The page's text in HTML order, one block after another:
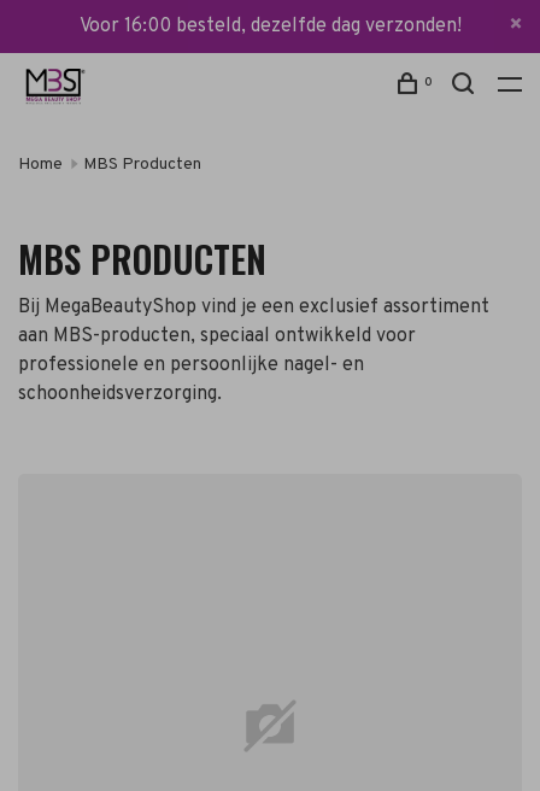
Voor 16:00 besteld, dezelfde dag verzonden!
0
Home MBS Producten
MBS PRODUCTEN
Bij MegaBeautyShop vind je een exclusief assortiment
aan MBS-producten, speciaal ontwikkeld voor
professionele en persoonlijke nagel- en
schoonheidsverzorging.